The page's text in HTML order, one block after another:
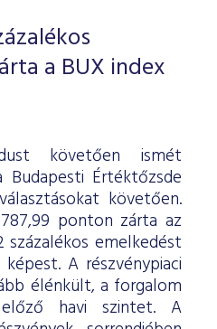
a BUX index
követően ismét
Értéktőzsde
követően.
ponton zárta az
százalékos emelkedést
A részvénypiaci
élénkült, a forgalom
havi szintet. A